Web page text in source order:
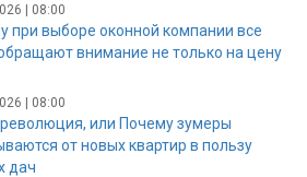
| 08:00
при выборе оконной компании все
внимание не только на цену
| 08:00
или Почему зумеры
от новых квартир в пользу
дач